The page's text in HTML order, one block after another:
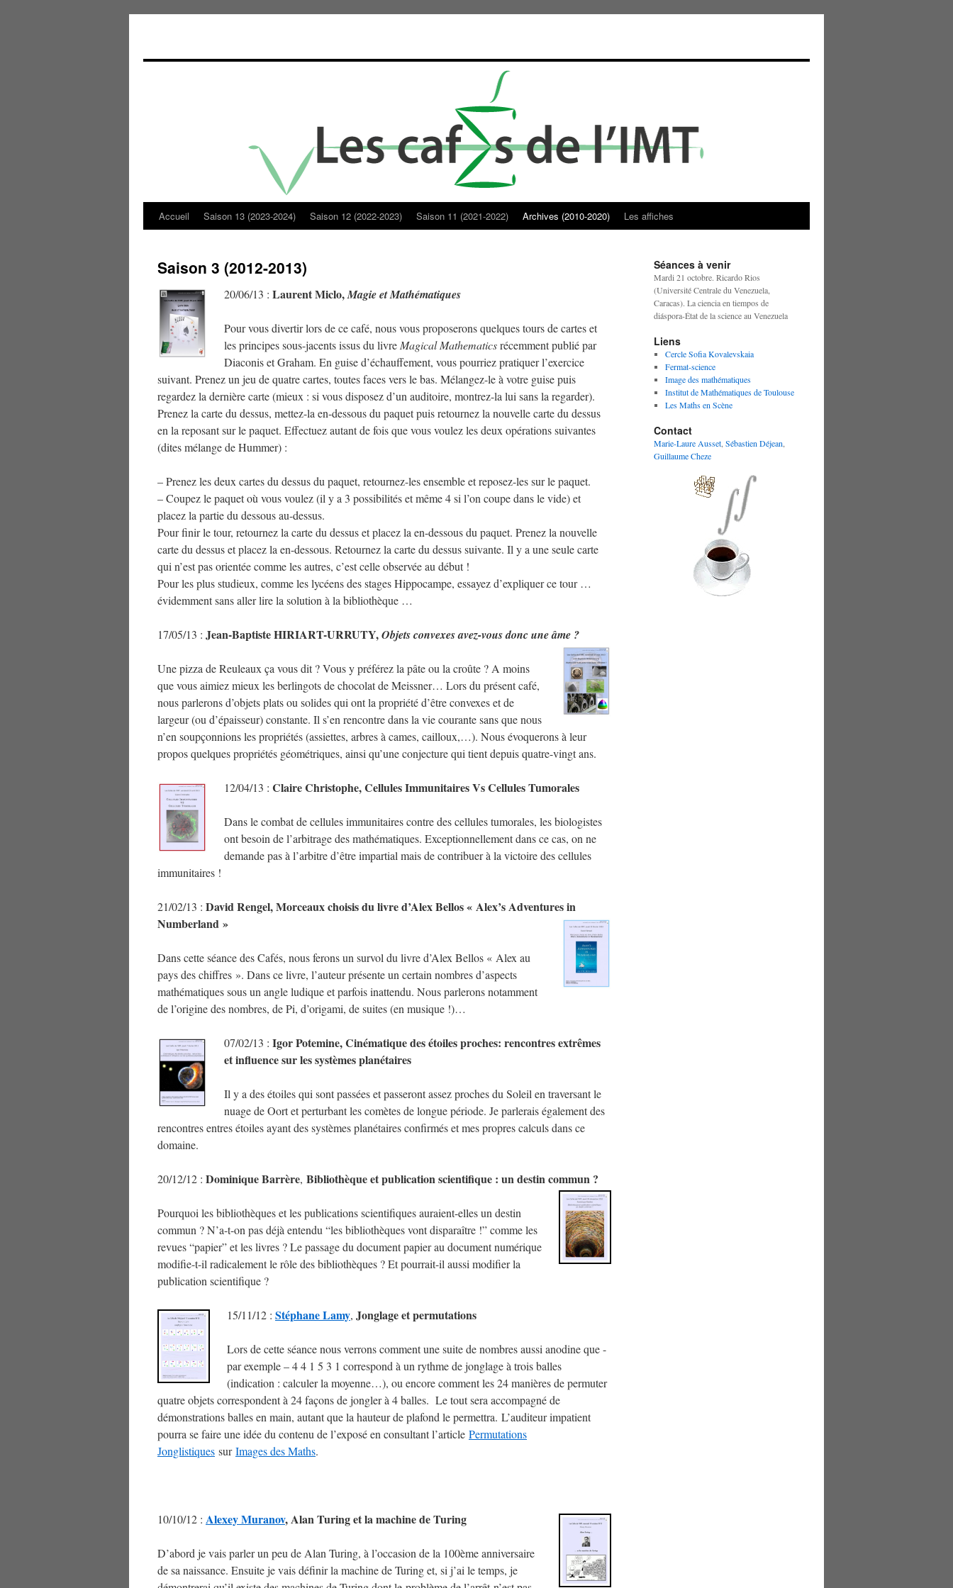
Skip
content
Accueil Saison 13 (2023-2024) Saison 12 (2022-2023) Saison 11 (2021-2022) Archives (2010-2020) Les affiches
Saison 3 (2012-2013)
20/06/13 : Laurent Miclo,Magie et Mathématiques
Pour vous divertir lors de ce café, nous vous proposerons quelques tours de cartes et
les principes sous-jacents issus du livre Magical Mathematicsrécemment publié par
Diaconis et Graham. En guise d’échauffement, vous pourriez pratiquer l’exercice
suivant. Prenez un jeu de quatre cartes, toutes faces vers le bas. Mélangez-le à votre guise puis
regardez la dernière carte (mieux : si vous disposez d’un auditoire, montrez-la lui sans la regarder).
Prenez la carte du dessus, mettez-la en-dessous du paquet puis retournez la nouvelle carte du dessus
en la reposant sur le paquet. Effectuez autant de fois que vous voulez les deux opérations suivantes
(dites mélange de Hummer) :
– Prenez les deux cartes du dessus du paquet, retournez-les ensemble et reposez-les sur le paquet.
– Coupez le paquet où vous voulez (il y a 3 possibilités et même 4 si l’on coupe dans le vide) et
placez la partie du dessous au-dessus.
Pour finir le tour, retournez la carte du dessus et placez la en-dessous du paquet. Prenez la nouvelle
carte du dessus et placez la en-dessous. Retournez la carte du dessus suivante. Il y a une seule carte
qui n’est pas orientée comme les autres, c’est celle observée au début !
Pour les plus studieux, comme les lycéens des stages Hippocampe, essayez d’expliquer ce tour …
évidemment sans aller lire la solution à la bibliothèque …
17/05/13 : Jean-Baptiste HIRIART-URRUTY,Objets convexes avez-vous donc une âme ?
Une pizza de Reuleaux ça vous dit ? Vous y préférez la pâte ou la croûte ? A moins
que vous aimiez mieux les berlingots de chocolat de Meissner… Lors du présent café,
nous parlerons d’objets plats ou solides qui ont la propriété d’être convexes et de
largeur (ou d’épaisseur) constante. Il s’en rencontre dans la vie courante sans que nous
n’en soupçonnions les propriétés (assiettes, arbres à cames, cailloux,…). Nous évoquerons à leur
propos quelques propriétés géométriques, ainsi qu’une conjecture qui tient depuis quatre-vingt ans.
12/04/13 : Claire Christophe, Cellules Immunitaires Vs Cellules Tumorales
Dans le combat de cellules immunitaires contre des cellules tumorales, les biologistes
ont besoin de l’arbitrage des mathématiques. Exceptionnellement dans ce cas, on ne
demande pas à l’arbitre d’être impartial mais de contribuer à la victoire des cellules
immunitaires !
21/02/13 : David Rengel, Morceaux choisis du livre d’Alex Bellos « Alex’s Adventures in
Numberland »
Dans cette séance des Cafés, nous ferons un survol du livre d’Alex Bellos « Alex au
pays des chiffres ». Dans ce livre, l’auteur présente un certain nombres d’aspects
mathématiques sous un angle ludique et parfois inattendu. Nous parlerons notamment
de l’origine des nombres, de Pi, d’origami, de suites (en musique !)…
07/02/13 : Igor Potemine, Cinématique des étoiles proches: rencontres extrêmes
et influence sur les systèmes planétaires
Il y a des étoiles qui sont passées et passeront assez proches du Soleil en traversant le
nuage de Oort et perturbant les comètes de longue période. Je parlerais également des
rencontres entres étoiles ayant des systèmes planétaires confirmés et mes propres calculs dans ce
domaine.
20/12/12 : Dominique Barrère, Bibliothèque et publication scientifique : un destin commun ?
Pourquoi les bibliothèques et les publications scientifiques auraient-elles un destin
commun ? N’a-t-on pas déjà entendu “les bibliothèques vont disparaître !” comme les
revues “papier” et les livres ? Le passage du document papier au document numérique
modifie-t-il radicalement le rôle des bibliothèques ? Et pourrait-il aussi modifier la
publication scientifique ?
15/11/12 : Stéphane Lamy, Jonglage et permutations
Lors de cette séance nous verrons comment une suite de nombres aussi anodine que -
par exemple – 4 4 1 5 3 1 correspond à un rythme de jonglage à trois balles
(indication : calculer la moyenne…), ou encore comment les 24 manières de permuter
quatre objets correspondent à 24 façons de jongler à 4 balles. Le tout sera accompagné de
démonstrations balles en main, autant que la hauteur de plafond le permettra. L’auditeur impatient
pourra se faire une idée du contenu de l’exposé en consultant l’article Permutations
Jonglistiques surImages des Maths.
10/10/12 : Alexey Muranov, Alan Turing et la machine de Turing
D’abord je vais parler un peu de Alan Turing, à l’occasion de la 100ème anniversaire
de sa naissance. Ensuite je vais définir la machine de Turing et, si j’ai le temps, je
Séances à venir
Mardi 21 octobre. Ricardo Rios
(Université Centrale du Venezuela,
Caracas). La ciencia en tiempos de
diáspora-État de la science au Venezuela
Liens
Cercle Sofia Kovalevskaia
Fermat-science
Image des mathématiques
Institut de Mathématiques de Toulouse
Les Maths en Scène
Contact
Marie-Laure Ausset Sébastien Déjean
Guillaume Cheze